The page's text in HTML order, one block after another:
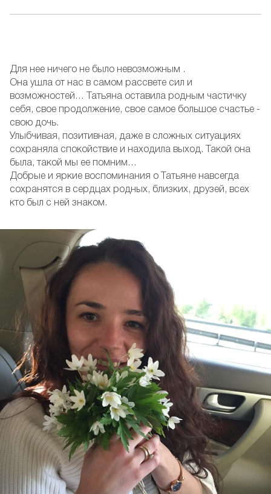
Для нее ничего не было невозможным .
Она ушла от нас в самом рассвете сил и
возможностей… Татьяна оставила родным частичку
себя, свое продолжение, свое самое большое счастье -
свою дочь.
Улыбчивая, позитивная, даже в сложных ситуациях
сохраняла спокойствие и находила выход. Такой она
была, такой мы ее помним…
Добрые и яркие воспоминания о Татьяне навсегда
сохранятся в сердцах родных, близких, друзей, всех
кто был с ней знаком.